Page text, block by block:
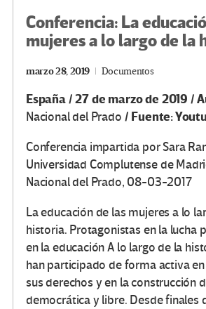
Conferencia: La
mujeres a lo largo de la
marzo 28, 2019 Documentos
España / 27 de marzo de 2019 /
Nacional del Prado / Fuente:
Conferencia impartida por Sara
Universidad Complutense de
Nacional del Prado, 08-03-2017
La educación de las mujeres a lo
historia. Protagonistas en la lucha
en la educación A lo largo de la
han participado de forma activa
sus derechos y en la construcción
democrática y libre. Desde finales